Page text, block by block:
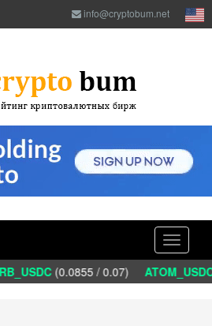
info@cryptobum.net
Toggle
(0.0855 / 0.07) ATOM_USDC